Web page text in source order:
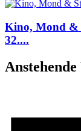
Kino, Mond &
32....